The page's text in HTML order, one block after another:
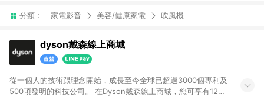
分類： 家電影音 美容/健康家電 吹風機
dyson戴森線上商城
從一個人的技術跟理念開始，成長至今全球已超過3000個專利及
500項發明的科技公司。 在Dyson戴森線上商城，您可享有12期